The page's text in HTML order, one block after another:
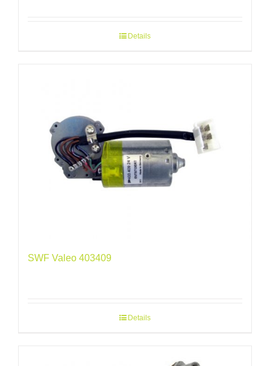
Details
SWF Valeo 403409
Details